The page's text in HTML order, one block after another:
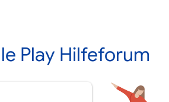
Play Hilfeforum